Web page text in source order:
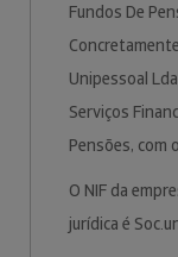
Fundos De
Unipessoal
Serviços
Pensões, com
O NIF da
jurídica é